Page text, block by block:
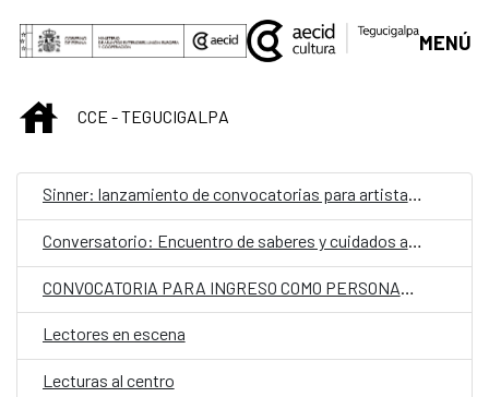
Saltar al contenido principal
MENÚ
INICIOCCE - TEGUCIGALPA
Sinner: lanzamiento de convocatorias para artistas hondureños
Conversatorio: Encuentro de saberes y cuidados ancestrales
Lectores en escena
Lecturas al centro